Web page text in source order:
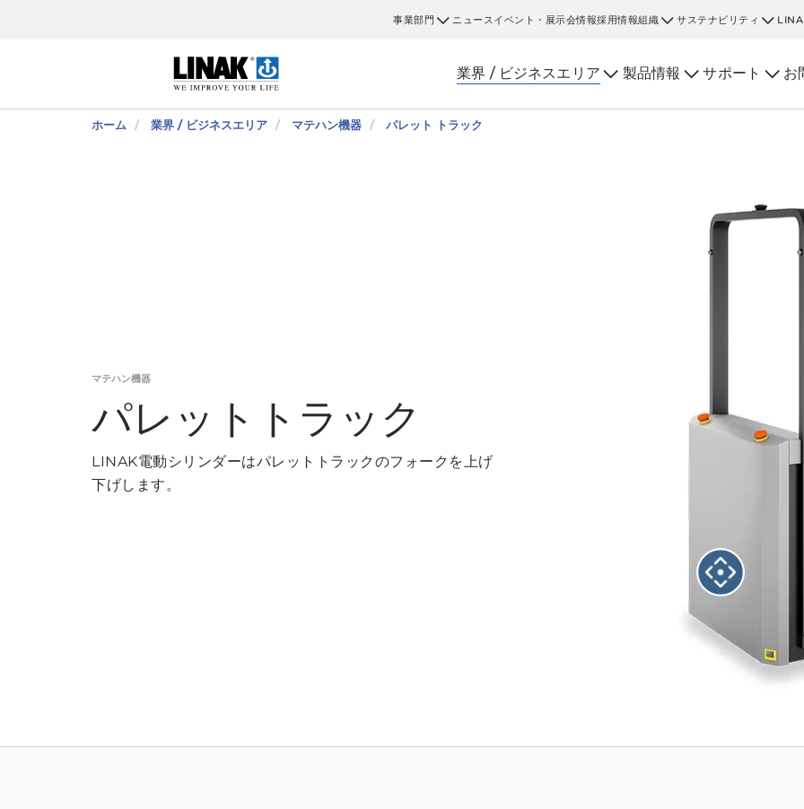
事業部門 ニュース イベント・展示会情報採用情報組織 サステナビリティ
業界 / ビジネスエリア 製品情報 サポート お
ホーム 業界 / ビジネスエリア マテハン機器 パレット トラック
マテハン機器
パレットトラック
LINAK電動シリンダーはパレットトラックのフォークを上げ
下げします。